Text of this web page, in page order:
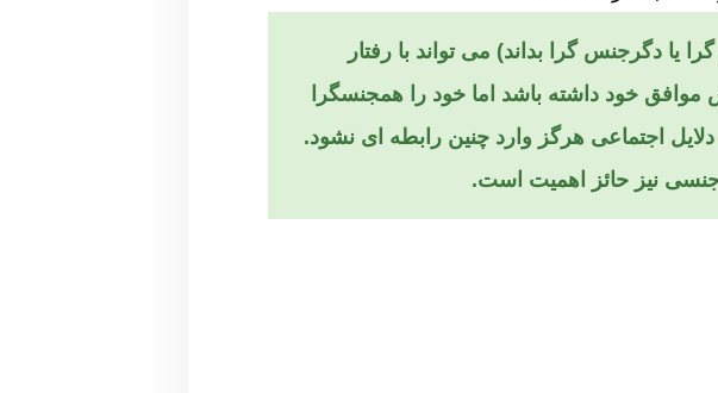
دگرجنس گرا بداند) می ‌تواند با رفتار
خود داشته باشد اما خود را همجنسگرا
اجتماعی هرگز وارد چنین رابطه ‌ای نشود.
جنسی نیز حائز اهمیت است.